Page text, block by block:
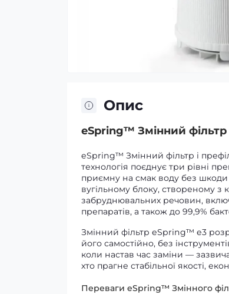
Опис
eSpring™ Змінний фільтр
eSpring™ Змінний фільтр і
технологія поєднує три рівні
приємну на смак воду без шкоди
вугільному блоку, створеному з
забруднювальних речовин,
препаратів, а також до 99,9%
Змінний фільтр eSpring™ e3
його самостійно, без
коли настав час заміни —
хто прагне стабільної якості,
Переваги eSpring™ Змінного